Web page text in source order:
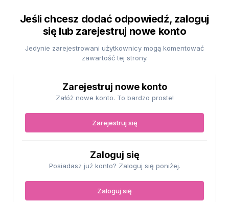
Jeśli chcesz dodać odpowiedź, zaloguj
się lub zarejestruj nowe konto
Jedynie zarejestrowani użytkownicy mogą komentować
zawartość tej strony.
Zarejestruj nowe konto
Załóż nowe konto. To bardzo proste!
Zarejestruj się
Zaloguj się
Posiadasz już konto? Zaloguj się poniżej.
Zaloguj się